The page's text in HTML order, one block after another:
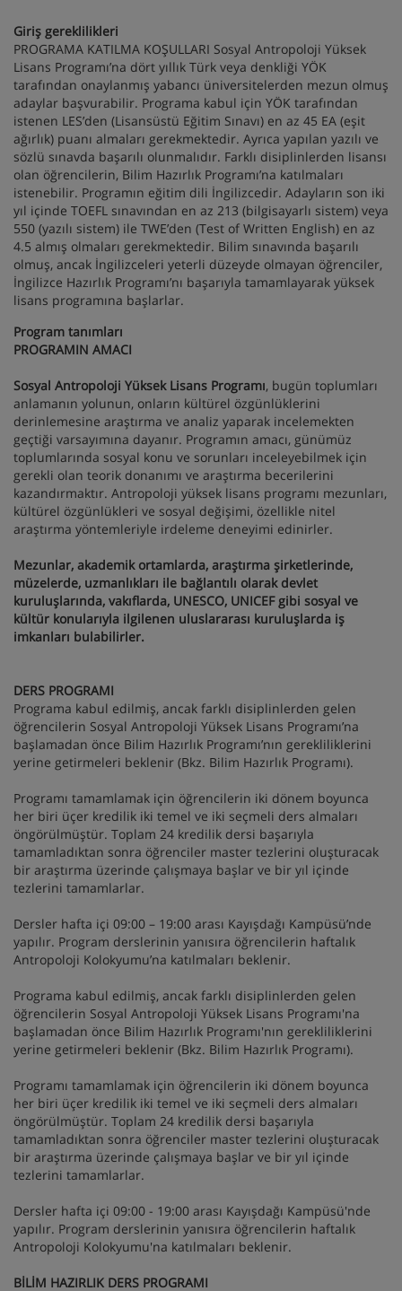
Giriş gereklilikleri
PROGRAMA KATILMA KOŞULLARI Sosyal Antropoloji Yüksek
Lisans Programı’na dört yıllık Türk veya denkliği YÖK
tarafından onaylanmış yabancı üniversitelerden mezun olmuş
adaylar başvurabilir. Programa kabul için YÖK tarafından
istenen LES’den (Lisansüstü Eğitim Sınavı) en az 45 EA (eşit
ağırlık) puanı almaları gerekmektedir. Ayrıca yapılan yazılı ve
sözlü sınavda başarılı olunmalıdır. Farklı disiplinlerden lisansı
olan öğrencilerin, Bilim Hazırlık Programı’na katılmaları
istenebilir. Programın eğitim dili İngilizcedir. Adayların son iki
yıl içinde TOEFL sınavından en az 213 (bilgisayarlı sistem) veya
550 (yazılı sistem) ile TWE’den (Test of Written English) en az
4.5 almış olmaları gerekmektedir. Bilim sınavında başarılı
olmuş, ancak İngilizceleri yeterli düzeyde olmayan öğrenciler,
İngilizce Hazırlık Programı’nı başarıyla tamamlayarak yüksek
lisans programına başlarlar.
Program tanımları
PROGRAMIN AMACI
Sosyal Antropoloji Yüksek Lisans Programı, bugün toplumları
anlamanın yolunun, onların kültürel özgünlüklerini
derinlemesine araştırma ve analiz yaparak incelemekten
geçtiği varsayımına dayanır. Programın amacı, günümüz
toplumlarında sosyal konu ve sorunları inceleyebilmek için
gerekli olan teorik donanımı ve araştırma becerilerini
kazandırmaktır. Antropoloji yüksek lisans programı mezunları,
kültürel özgünlükleri ve sosyal değişimi, özellikle nitel
araştırma yöntemleriyle irdeleme deneyimi edinirler.
Mezunlar, akademik ortamlarda, araştırma şirketlerinde,
müzelerde, uzmanlıkları ile bağlantılı olarak devlet
kuruluşlarında, vakıflarda, UNESCO, UNICEF gibi sosyal ve
kültür konularıyla ilgilenen uluslararası kuruluşlarda iş
imkanları bulabilirler.
DERS PROGRAMI
Programa kabul edilmiş, ancak farklı disiplinlerden gelen
öğrencilerin Sosyal Antropoloji Yüksek Lisans Programı’na
başlamadan önce Bilim Hazırlık Programı’nın gerekliliklerini
yerine getirmeleri beklenir (Bkz. Bilim Hazırlık Programı).
Programı tamamlamak için öğrencilerin iki dönem boyunca
her biri üçer kredilik iki temel ve iki seçmeli ders almaları
öngörülmüştür. Toplam 24 kredilik dersi başarıyla
tamamladıktan sonra öğrenciler master tezlerini oluşturacak
bir araştırma üzerinde çalışmaya başlar ve bir yıl içinde
tezlerini tamamlarlar.
Dersler hafta içi 09:00 – 19:00 arası Kayışdağı Kampüsü’nde
yapılır. Program derslerinin yanısıra öğrencilerin haftalık
Antropoloji Kolokyumu’na katılmaları beklenir.
Programa kabul edilmiş, ancak farklı disiplinlerden gelen
öğrencilerin Sosyal Antropoloji Yüksek Lisans Programı'na
başlamadan önce Bilim Hazırlık Programı'nın gerekliliklerini
yerine getirmeleri beklenir (Bkz. Bilim Hazırlık Programı).
Programı tamamlamak için öğrencilerin iki dönem boyunca
her biri üçer kredilik iki temel ve iki seçmeli ders almaları
öngörülmüştür. Toplam 24 kredilik dersi başarıyla
tamamladıktan sonra öğrenciler master tezlerini oluşturacak
bir araştırma üzerinde çalışmaya başlar ve bir yıl içinde
tezlerini tamamlarlar.
Dersler hafta içi 09:00 - 19:00 arası Kayışdağı Kampüsü'nde
yapılır. Program derslerinin yanısıra öğrencilerin haftalık
Antropoloji Kolokyumu'na katılmaları beklenir.
BİLİM HAZIRLIK DERS PROGRAMI